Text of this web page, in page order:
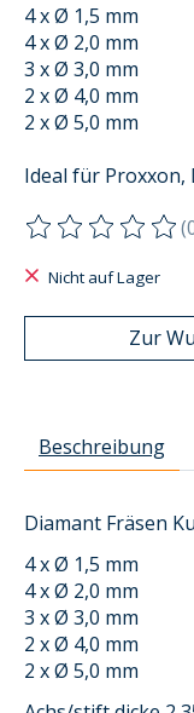
4 x Ø 1,5 mm
4 x Ø 2,0 mm
3 x Ø 3,0 mm
2 x Ø 4,0 mm
2 x Ø 5,0 mm
Ideal für Proxxon,
Die Bewertung
Nicht auf Lager
Zur
Beschreibung
Diamant Fräsen
4 x Ø 1,5 mm
4 x Ø 2,0 mm
3 x Ø 3,0 mm
2 x Ø 4,0 mm
2 x Ø 5,0 mm